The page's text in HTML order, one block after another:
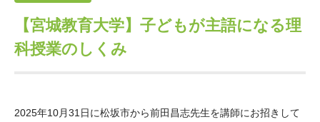
沿革 40年史デジタルブック
役員・評議員 公開情報
神戸賞 長期大型研究助成
大学院生奨学金
国際学生交流プログラ
その他情報
【宮城教育大学】子どもが主語になる理
科授業のしくみ
2025年10月31日に松坂市から前田昌志先生を講師にお招きして